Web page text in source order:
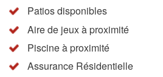
Patios disponibles
Aire de jeux à proximité
Piscine à proximité
Assurance Résidentielle